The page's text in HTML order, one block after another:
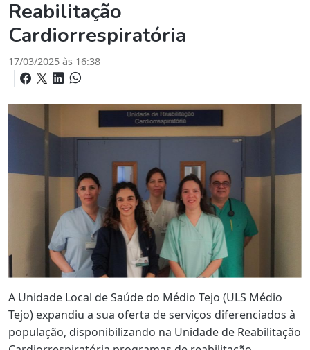
Reabilitação
Cardiorrespiratória
17/03/2025 às 16:38
A Unidade Local de Saúde do Médio Tejo (ULS Médio
Tejo) expandiu a sua oferta de serviços diferenciados à
população, disponibilizando na Unidade de Reabilitação